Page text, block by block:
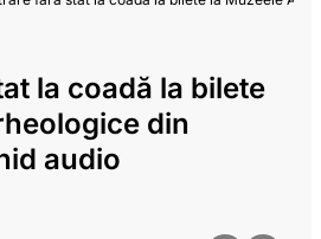
la coadă la bilete
din
audio